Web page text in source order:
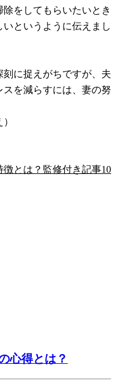
をしてもらいたいとき
というように伝えまし
に捉えがちですが、夫
を減らすには、妻の努
とは？監修付き記事10
心得とは？